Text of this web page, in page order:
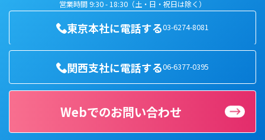
営業時間 9:30 - 18:30（土・日・祝日は除く）
東京本社に電話する03-6274-8081
関西支社に電話する06-6377-0395
Webでのお問い合わせ